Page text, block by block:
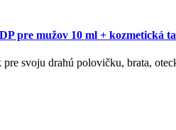
pre mužov 10 ml + kozmetická
svoju drahú polovičku, brata,